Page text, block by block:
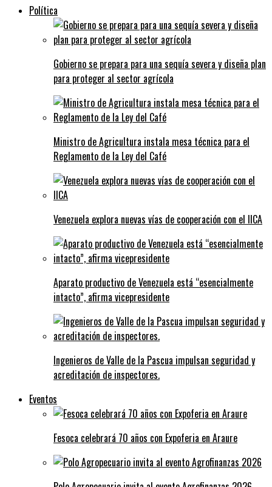
Política
Gobierno se prepara para una sequía severa y diseña plan
para proteger al sector agrícola
Ministro de Agricultura instala mesa técnica para el
Reglamento de la Ley del Café
Venezuela explora nuevas vías de cooperación con el IICA
Aparato productivo de Venezuela está “esencialmente
intacto”, afirma vicepresidente
Ingenieros de Valle de la Pascua impulsan seguridad y
acreditación de inspectores.
Eventos
Fesoca celebrará 70 años con Expoferia en Araure